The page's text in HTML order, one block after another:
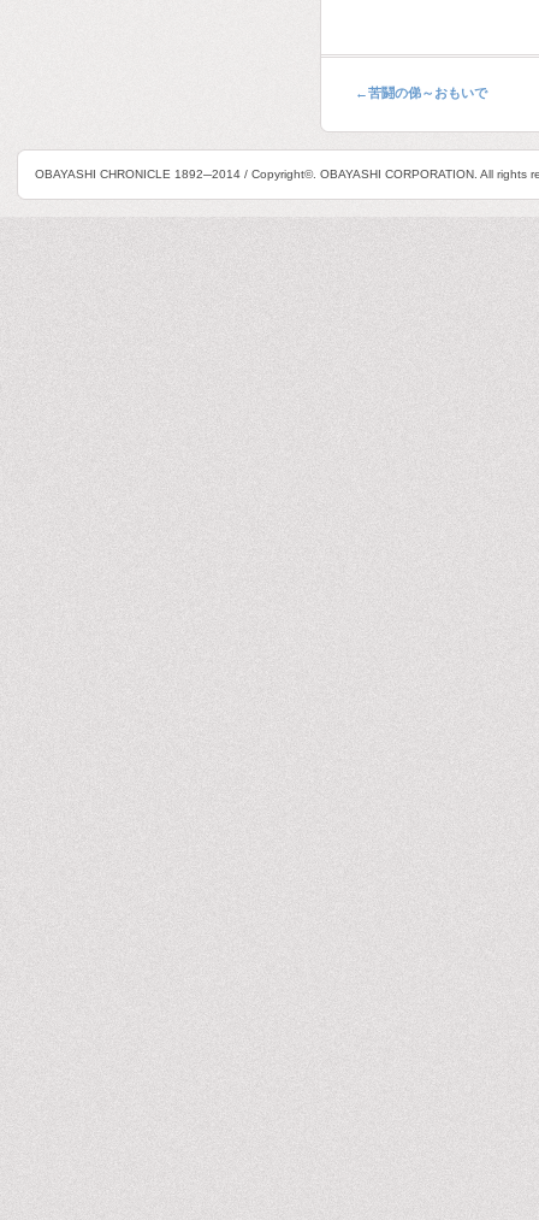
←苦鬪の俤～おもいで
OBAYASHI CHRONICLE 1892─2014 / Copyright©. OBAYASHI CORPORATION. All rights